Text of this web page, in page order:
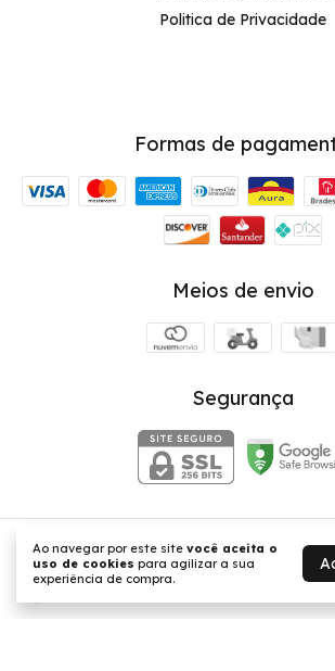
Ao navegar por este site você aceita o
uso de cookies para agilizar a sua
experiência de compra.
Politica de Privacidade
Formas de
Meios de envio
Segurança
- Pijama Adulto Com Blusa De Manga
Rosa